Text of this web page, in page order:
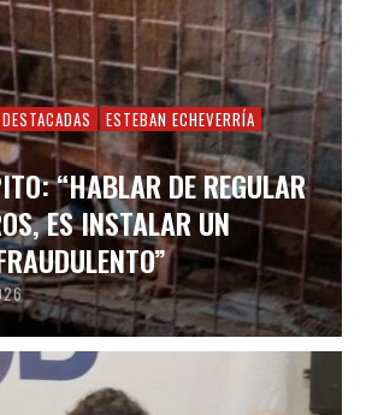
DESTACADAS
ESTEBAN ECHEVERRÍA
“HABLAR DE REGULAR
ES INSTALAR UN